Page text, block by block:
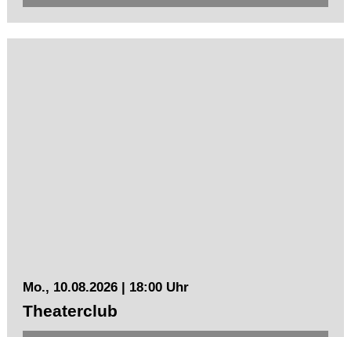
Mo., 10.08.2026 | 18:00 Uhr
Theaterclub